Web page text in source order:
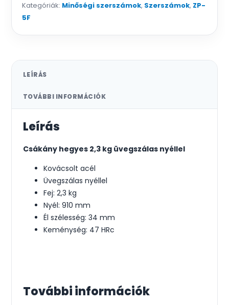
Kategóriák: Minőségi szerszámok, Szerszámok, ZP-
5F
LEÍRÁS
TOVÁBBI INFORMÁCIÓK
Leírás
Csákány hegyes 2,3 kg üvegszálas nyéllel
Kovácsolt acél
Üvegszálas nyéllel
Fej: 2,3 kg
Nyél: 910 mm
Él szélesség: 34 mm
Keménység: 47 HRc
További információk